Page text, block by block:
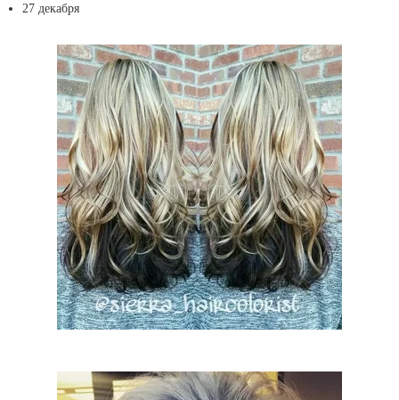
27 декабря